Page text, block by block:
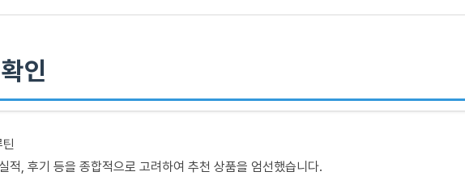
인
적, 후기 등을 종합적으로 고려하여 추천 상품을 엄선했습니다.